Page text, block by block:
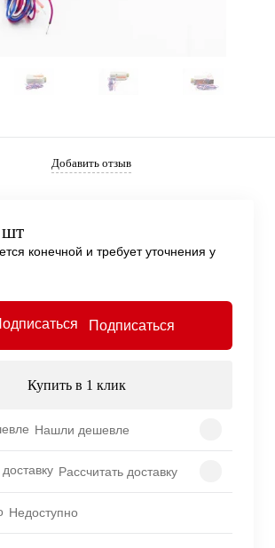
Добавить отзыв
конечной и требует уточнения у
Подписаться
Купить в 1 клик
Нашли дешевле
Рассчитать доставку
Недоступно